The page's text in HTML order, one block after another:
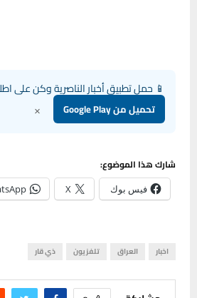
📱 حمل تطبيق أخبار الناصرية وكن على
تحميل من Google Play ×
شارك هذا الموضوع:
فيس بوك X
اخبار العراق تلفزيون ذي قار